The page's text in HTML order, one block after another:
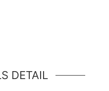
DETAIL